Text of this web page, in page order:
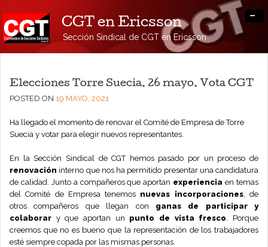
CGT en Ericsson
Sección Sindical de CGT en Ericsson
-
Elecciones Torre Suecia. 26 mayo. Vota CGT
POSTED ON 19 MAYO, 2021
Ha llegado el momento de renovar el Comité de Empresa de Torre
Suecia y votar para elegir nuevos representantes.
En la Sección Sindical de CGT hemos pasado por un proceso de
renovación interno que nos ha permitido presentar una candidatura
de calidad. Junto a compañeros que aportan experienciaen temas
del Comité de Empresa tenemos nuevas incorporaciones, de
otros compañeros que llegan con ganas de participar y
colaborar y que aportan un punto de vista fresco. Porque
creemos que no es bueno que la representación de los trabajadores
esté siempre copada por las mismas personas.